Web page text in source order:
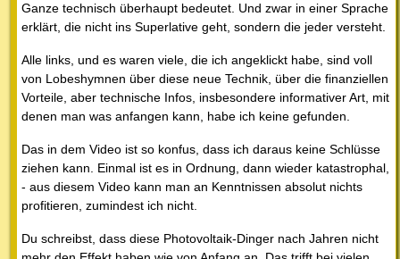
Ganze technisch überhaupt bedeutet. Und zwar in einer Sprache
erklärt, die nicht ins Superlative geht, sondern die jeder versteht.
Alle links, und es waren viele, die ich angeklickt habe, sind voll
von Lobeshymnen über diese neue Technik, über die finanziellen
Vorteile, aber technische Infos, insbesondere informativer Art, mit
denen man was anfangen kann, habe ich keine gefunden.
Das in dem Video ist so konfus, dass ich daraus keine Schlüsse
ziehen kann. Einmal ist es in Ordnung, dann wieder katastrophal,
- aus diesem Video kann man an Kenntnissen absolut nichts
profitieren, zumindest ich nicht.
Du schreibst, dass diese Photovoltaik-Dinger nach Jahren nicht